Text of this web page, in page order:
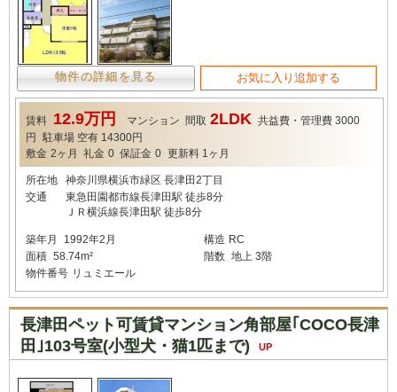
物件の詳細を見る お気に入り追加する
賃料 12.9万円 マンション 間取 2LDK 共益費・管理費 3000
円
駐車場 空有 14300円
敷金 2ヶ月 礼金 0 保証金 0 更新料 1ヶ月
所在地
神奈川県横浜市緑区 長津田2丁目
交通
東急田園都市線長津田駅 徒歩8分
ＪＲ横浜線長津田駅 徒歩8分
築年月 1992年2月 構造 RC
面積 58.74m² 階数 地上 3階
物件番号 リュミエール
長津田ペット可賃貸マンション角部屋｢COCO長津
田｣103号室(小型犬・猫1匹まで)
UP